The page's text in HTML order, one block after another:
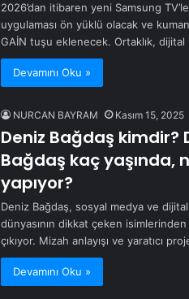
2026’dan itibaren yeni Samsung
uygulaması ön yüklü olacak ve
GAİN tuşu eklenecek. Ortaklık,
Devamını Oku »
NURCAN BAYRAM Kasım 15, 2025
Deniz Bağdaş kimdir?
Bağdaş kaç yaşında,
yapıyor?
Deniz Bağdaş, sosyal medya ve
dünyasının dikkat çeken
çıkıyor. Mizah anlayışı ve yaratıcı
Devamını Oku »